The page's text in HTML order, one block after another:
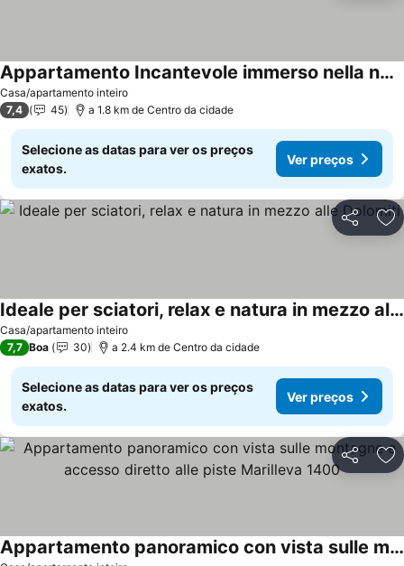
Casa/apartamento inteiro
Appartamento Incantevole immerso nella neve
Ver preços
7,4 45 a 1.8 km de Centro da cidade
Selecione as datas para ver os preços
exatos.
Ver preços
Partilhar
Casa/apartamento inteiro
Ideale per sciatori, relax e natura in mezzo alle Dolomiti
Ver preços
7,7 Boa 30 a 2.4 km de Centro da cidade
Selecione as datas para ver os preços
exatos.
Ver preços
Partilhar
Appartamento panoramico con vista sulle montagne e accesso diretto alle piste Marilleva 1400